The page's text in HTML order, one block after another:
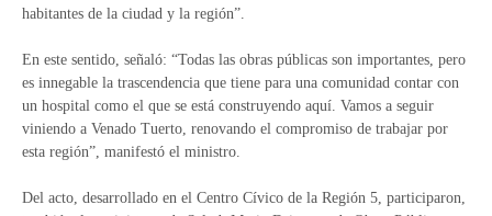
habitantes de la ciudad y la región”.
En este sentido, señaló: “Todas las obras públicas son importantes, pero
es innegable la trascendencia que tiene para una comunidad contar con
un hospital como el que se está construyendo aquí. Vamos a seguir
viniendo a Venado Tuerto, renovando el compromiso de trabajar por
esta región”, manifestó el ministro.
Del acto, desarrollado en el Centro Cívico de la Región 5, participaron,